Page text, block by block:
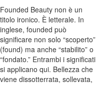
Founded Beauty non è un
titolo ironico. È letterale. In
inglese, founded può
significare non solo “scoperto”
(found) ma anche “stabilito” o
“fondato.” Entrambi i significati
si applicano qui. Bellezza che
viene dissotterrata, sollevata,